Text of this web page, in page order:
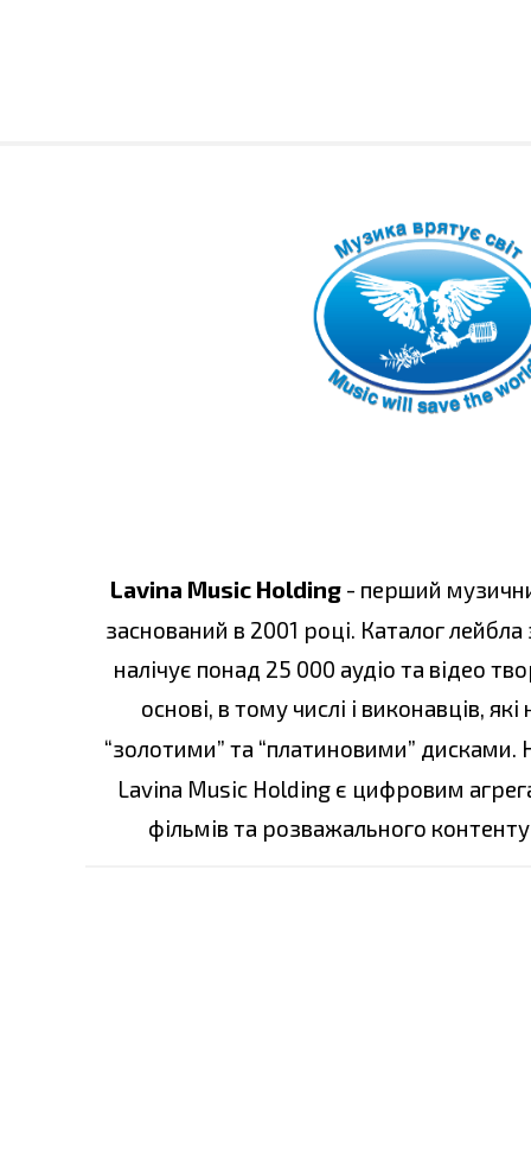
Lavina Music Holding - перший
заснований в 2001 році. Каталог лейбла
налічує понад 25 000 аудіо та відео
основі, в тому числі і виконавців,
“золотими” та “платиновими” дисками.
Lavina Music Holding є цифровим
фільмів та розважального